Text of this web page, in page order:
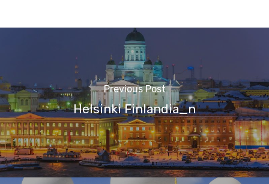
Previous Post
Helsinki Finlandia_n